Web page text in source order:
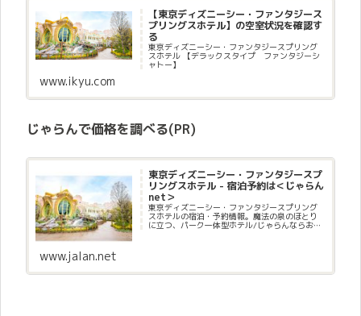
【東京ディズニーシー・ファンタジース
プリングスホテル】の空室状況を確認す
る
東京ディズニーシー・ファンタジースプリング
スホテル 【デラックスタイプ ファンタジーシ
ャトー】
www.ikyu.com
じゃらんで価格を調べる(PR)
東京ディズニーシー・ファンタジースプ
リングスホテル - 宿泊予約は＜じゃらん
net＞
東京ディズニーシー・ファンタジースプリング
スホテルの宿泊・予約情報。魔法の泉のほとり
に立つ、パーク一体型ホテル/じゃらんならお得
www.jalan.net